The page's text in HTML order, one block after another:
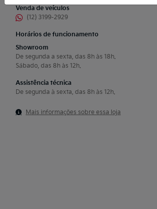
Venda de veículos
(12) 3199-2929
Horários de funcionamento
Showroom
De segunda a sexta, das 8h às 18h.
Sábado, das 8h às 12h.
Assistência técnica
De segunda à sexta, das 8h às 12h.
Mais informações sobre essa loja